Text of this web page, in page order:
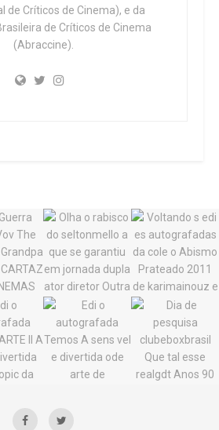
de Críticos de Cinema), e da
de Críticos de Cinema
(Abraccine).